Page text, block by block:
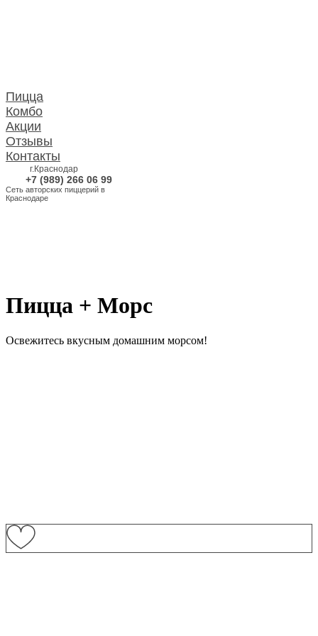
Пицца
Комбо
Акции
Отзывы
Контакты
г.Краснодар
+7 (989) 266 06 99
Сеть авторских пиццерий в
Краснодаре
Пицца + Морс
Освежитесь вкусным домашним морсом!